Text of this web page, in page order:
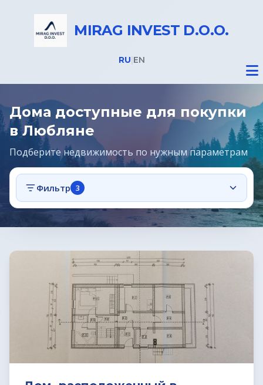
MIRAG INVEST D.O.O.
RU EN
Недвижимость
Все объекты
Дома на Бледе
Земельные участки под строительство
Земельные участки в Бледе
Дома у моря
Квартиры в Любляне
Дома доступные для покупки
в Любляне
Подберите недвижимость по нужным параметрам
Фильтр 3
Предложения